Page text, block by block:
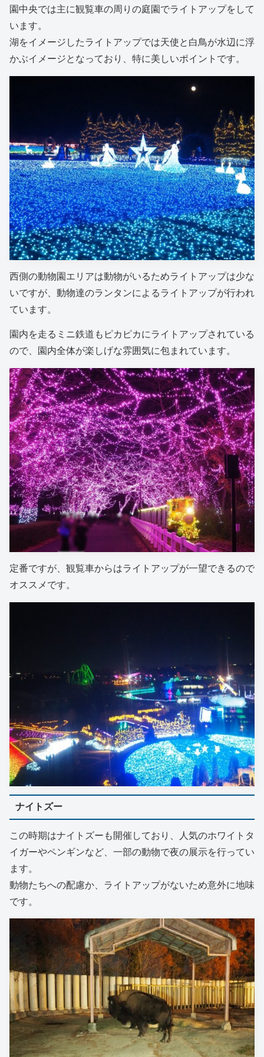
園中央では主に観覧車の周りの庭園でライトアップをして
います。
湖をイメージしたライトアップでは天使と白鳥が水辺に浮
かぶイメージとなっており、特に美しいポイントです。
西側の動物園エリアは動物がいるためライトアップは少な
いですが、動物達のランタンによるライトアップが行われ
ています。
園内を走るミニ鉄道もピカピカにライトアップされている
ので、園内全体が楽しげな雰囲気に包まれています。
定番ですが、観覧車からはライトアップが一望できるので
オススメです。
ナイトズー
この時期はナイトズーも開催しており、人気のホワイトタ
イガーやペンギンなど、一部の動物で夜の展示を行ってい
ます。
動物たちへの配慮か、ライトアップがないため意外に地味
です。